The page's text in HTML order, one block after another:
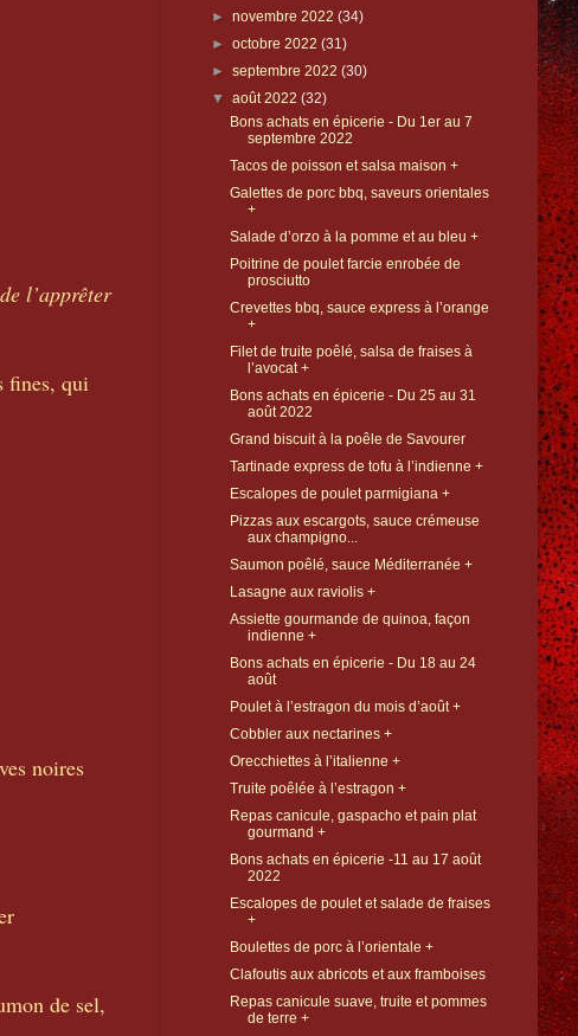
l’apprêter
fines, qui
noires
de sel,
►novembre 2022(34)
►octobre 2022(31)
►septembre 2022(30)
▼août 2022(32)
Bons achats en épicerie - Du 1er au 7
septembre 2022
Tacos de poisson et salsa maison +
Galettes de porc bbq, saveurs orientales
+
Salade d’orzo à la pomme et au bleu +
Poitrine de poulet farcie enrobée de
prosciutto
Crevettes bbq, sauce express à l’orange
+
Filet de truite poêlé, salsa de fraises à
l’avocat +
Bons achats en épicerie - Du 25 au 31
août 2022
Grand biscuit à la poêle de Savourer
Tartinade express de tofu à l’indienne +
Escalopes de poulet parmigiana +
Pizzas aux escargots, sauce crémeuse
aux champigno...
Saumon poêlé, sauce Méditerranée +
Lasagne aux raviolis +
Assiette gourmande de quinoa, façon
indienne +
Bons achats en épicerie - Du 18 au 24
août
Poulet à l’estragon du mois d’août +
Cobbler aux nectarines +
Orecchiettes à l’italienne +
Truite poêlée à l’estragon +
Repas canicule, gaspacho et pain plat
gourmand +
Bons achats en épicerie -11 au 17 août
2022
Escalopes de poulet et salade de fraises
+
Boulettes de porc à l’orientale +
Clafoutis aux abricots et aux framboises
Repas canicule suave, truite et pommes
de terre +